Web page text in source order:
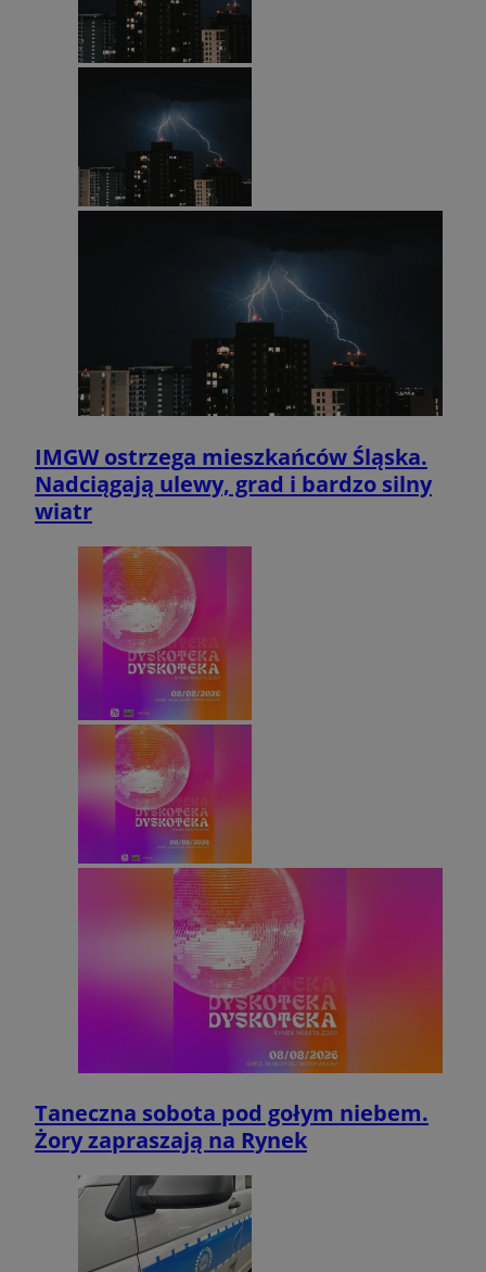
IMGW ostrzega mieszkańców Śląska.
Nadciągają ulewy, grad i bardzo silny
wiatr
Taneczna sobota pod gołym niebem.
Żory zapraszają na Rynek